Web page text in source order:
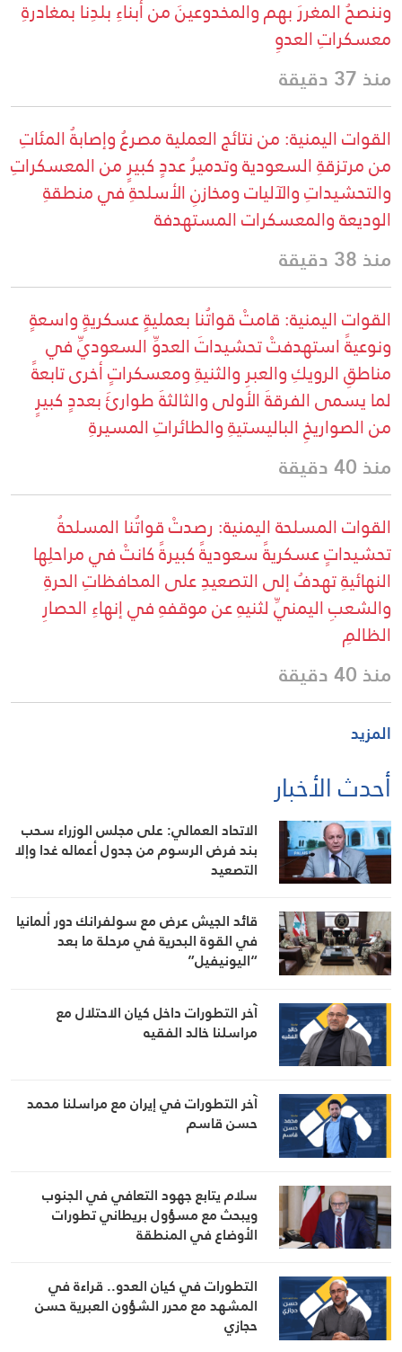
وننصحُ المغررَ بهم والمخدوعينَ من أبناءِ بلدِنا بمغادرةِ
معسكراتِ العدوِ
منذ 37 دقيقة
القوات اليمنية: من نتائج العملية مصرعُ وإصابةُ المئاتِ
من مرتزقةِ السعودية وتدميرُ عددٍ كبيرٍ من المعسكراتِ
والتحشيداتِ والآليات ومخازنِ الأسلحةِ في منطقةِ
الوديعة والمعسكرات المستهدفة
منذ 38 دقيقة
القوات اليمنية: قامتْ قواتُنا بعمليةٍ عسكريةٍ واسعةٍ
ونوعيةً استهدفتْ تحشيداتَ العدوِّ السعوديِّ في
مناطقِ الرويكِ والعبرِ والثنيةِ ومعسكراتٍ أخرى تابعةً
لما يسمى الفرقةَ الأولى والثالثةَ طوارئَ بعددٍ كبيرٍ
من الصواريخِ الباليستيةِ والطائراتِ المسيرةِ
منذ 40 دقيقة
القوات المسلحة اليمنية: رصدتْ قواتُنا المسلحةُ
تحشيداتٍ عسكريةً سعوديةً كبيرةً كانتْ في مراحلِها
النهائيةِ تهدفُ إلى التصعيدِ على المحافظاتِ الحرةِ
والشعبِ اليمنيِّ لثنيهِ عن موقفهِ في إنهاءِ الحصارِ
الظالمِ
منذ 40 دقيقة
المزيد
أحدث الأخبار
الاتحاد العمالي: على مجلس الوزراء سحب
بند فرض الرسوم من جدول أعماله غدا وإلا
التصعيد
قائد الجيش عرض مع سولفرانك دور ألمانيا
في القوة البحرية في مرحلة ما بعد
“اليونيفيل”
آخر التطورات داخل كيان الاحتلال مع
مراسلنا خالد الفقيه
آخر التطورات في إيران مع مراسلنا محمد
حسن قاسم
سلام يتابع جهود التعافي في الجنوب
ويبحث مع مسؤول بريطاني تطورات
الأوضاع في المنطقة
التطورات في كيان العدو.. قراءة في
المشهد مع محرر الشؤون العبرية حسن
حجازي